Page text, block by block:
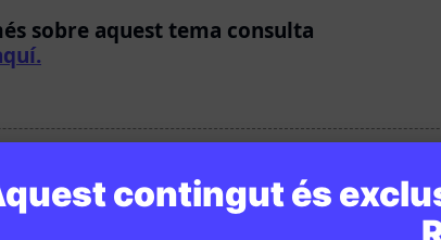
contingut és
sobre aquest tema consulta